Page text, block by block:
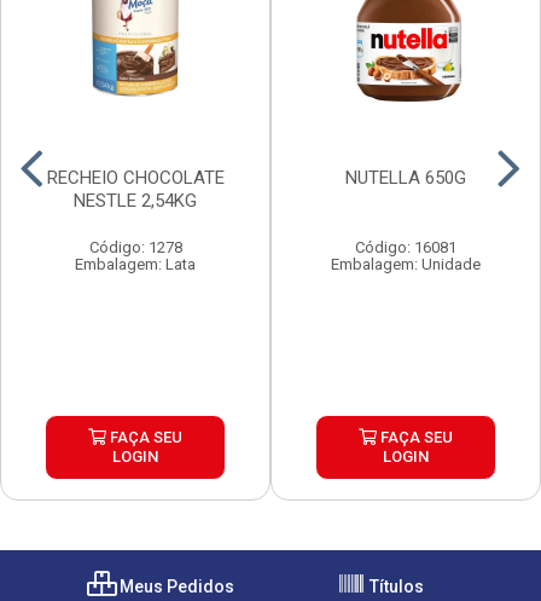
RECHEIO CHOCOLATE
NESTLE 2,54KG
Código: 1278
Embalagem: Lata
FAÇA SEU
LOGIN
NUTELLA 650G
Código: 16081
Embalagem: Unidade
FAÇA SEU
LOGIN
Meus Pedidos Títulos